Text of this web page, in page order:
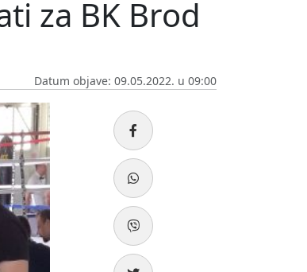
za BK Brod
Datum objave: 09.05.2022. u 09:00